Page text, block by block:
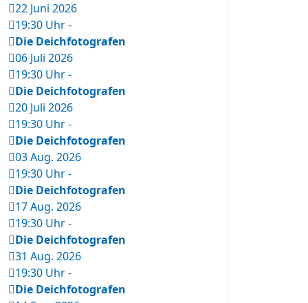
22 Juni 2026
19:30 Uhr-
Die Deichfotografen
06 Juli 2026
19:30 Uhr-
Die Deichfotografen
20 Juli 2026
19:30 Uhr-
Die Deichfotografen
03 Aug. 2026
19:30 Uhr-
Die Deichfotografen
17 Aug. 2026
19:30 Uhr-
Die Deichfotografen
31 Aug. 2026
19:30 Uhr-
Die Deichfotografen